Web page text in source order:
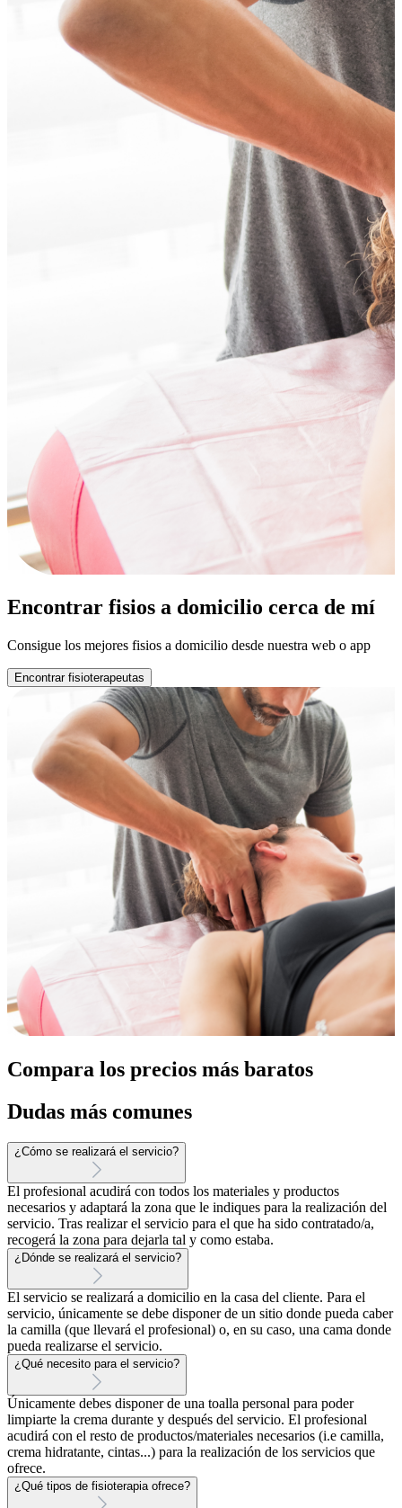
Encontrar fisios a domicilio cerca de mí
Consigue los mejores fisios a domicilio desde nuestra web o app
Encontrar fisioterapeutas
Compara los precios más baratos
Dudas más comunes
¿Cómo se realizará el servicio?
El profesional acudirá con todos los materiales y productos
necesarios y adaptará la zona que le indiques para la realización del
servicio. Tras realizar el servicio para el que ha sido contratado/a,
recogerá la zona para dejarla tal y como estaba.
¿Dónde se realizará el servicio?
El servicio se realizará a domicilio en la casa del cliente. Para el
servicio, únicamente se debe disponer de un sitio donde pueda caber
la camilla (que llevará el profesional) o, en su caso, una cama donde
pueda realizarse el servicio.
¿Qué necesito para el servicio?
Únicamente debes disponer de una toalla personal para poder
limpiarte la crema durante y después del servicio. El profesional
acudirá con el resto de productos/materiales necesarios (i.e camilla,
crema hidratante, cintas...) para la realización de los servicios que
ofrece.
¿Qué tipos de fisioterapia ofrece?